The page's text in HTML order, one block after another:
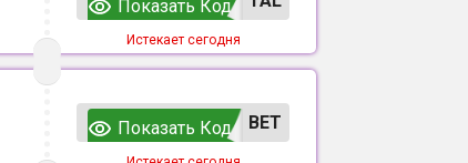
Показать Код
Истекает сегодня
ВЕТ
Показать Код